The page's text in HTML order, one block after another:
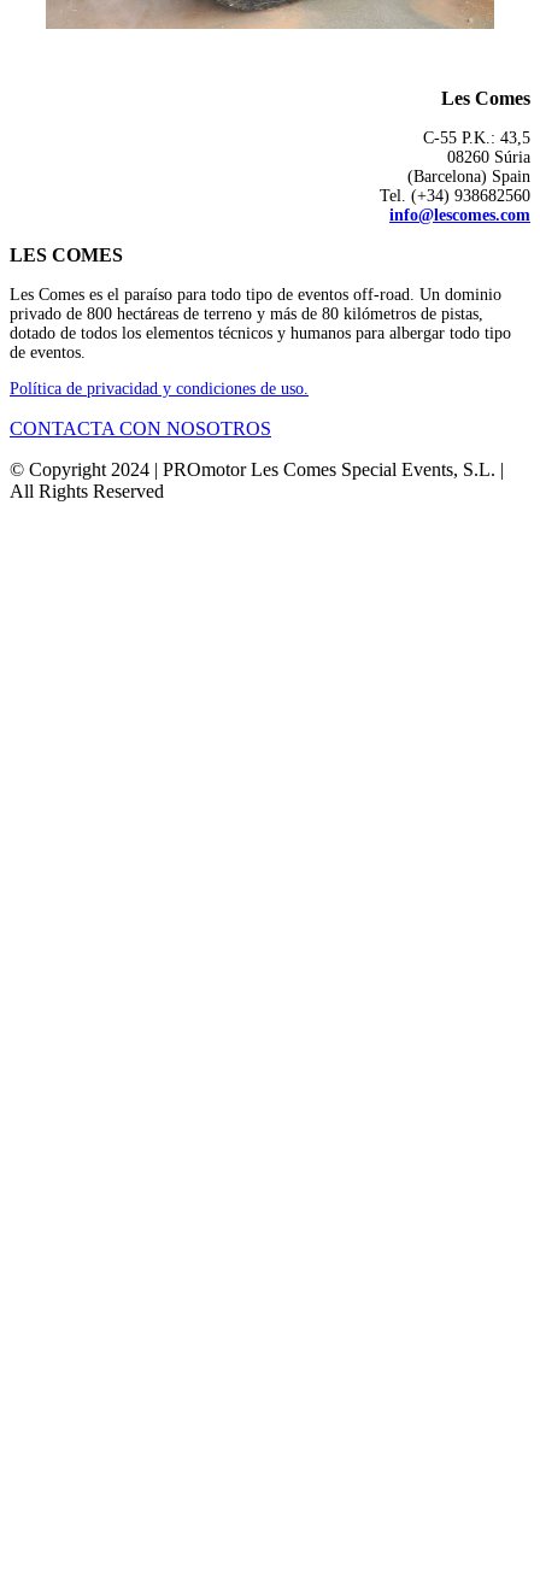
Les Comes
C-55 P.K.: 43,5
08260 Súria
(Barcelona) Spain
Tel. (+34) 938682560
info@lescomes.com
LES COMES
Les Comes es el paraíso para todo tipo de eventos off-road. Un dominio
privado de 800 hectáreas de terreno y más de 80 kilómetros de pistas,
dotado de todos los elementos técnicos y humanos para albergar todo tipo
de eventos.
Política de privacidad y condiciones de uso.
CONTACTA CON NOSOTROS
© Copyright 2024 | PROmotor Les Comes Special Events, S.L. |
All Rights Reserved